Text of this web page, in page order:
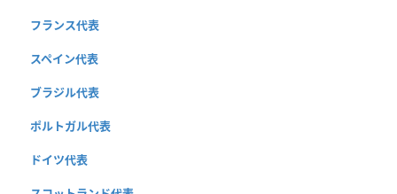
フランス代表
スペイン代表
ブラジル代表
ポルトガル代表
ドイツ代表